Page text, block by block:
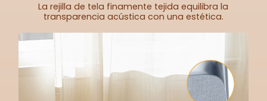
La rejilla de tela finamente tejida equilibra la
transparencia acústica con una estética.